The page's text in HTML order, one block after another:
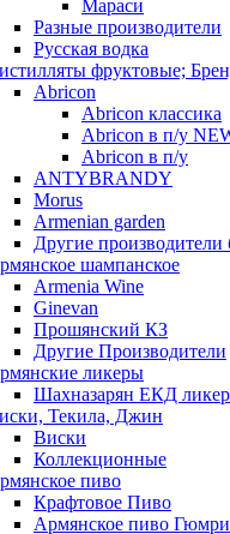
Мараси
Разные производители
Русская водка
фруктовые;
Abricon
Abricon классика
Abricon в п/у
Abricon в п/у
ANTYBRANDY
Morus
Armenian garden
Другие производители
шампанское
Armenia Wine
Ginevan
Прошянский КЗ
Другие Производители
ликеры
Шахназарян ЕКД
Текила, Джин
Виски
Коллекционные
пиво
Крафтовое Пиво
Армянское пиво Гюмри